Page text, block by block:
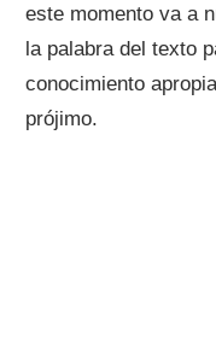
este momento va a
la palabra del texto
conocimiento
prójimo.